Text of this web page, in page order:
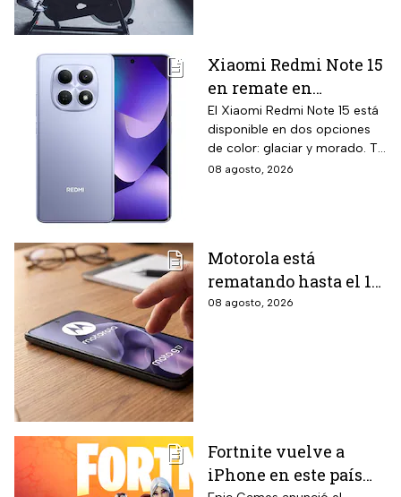
Xiaomi Redmi Note 15
en remate en
Liverpool: 256 GB de
almacenamiento,
cámara de 108 MP y
carga rápida
El Xiaomi Redmi Note 15 está
disponible en dos opciones
de color: glaciar y morado. Te
contamos todos los detalles
08 agosto, 2026
Motorola está
rematando hasta el 19
de agosto el celular
08 agosto, 2026
Fortnite vuelve a
iPhone en este país